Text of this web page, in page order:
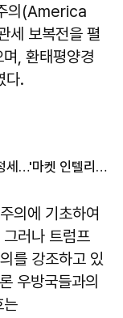
의(America
세 보복전을 펼
, 환태평양경
다.
급변하는 기술 트렌드와 요동치는 국제정세…'마켓 인텔리전스' 강화해야
의에 기초하여
러나 트럼프
를 강조하고 있
우방국들과의
는